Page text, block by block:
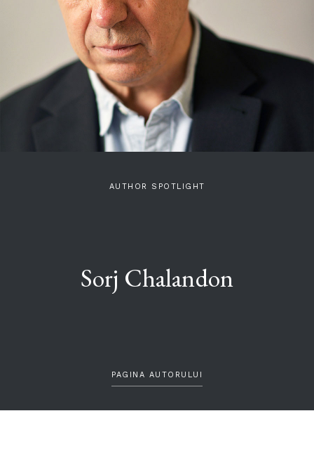
AUTHOR SPOTLIGHT
Sorj Chalandon
PAGINA AUTORULUI